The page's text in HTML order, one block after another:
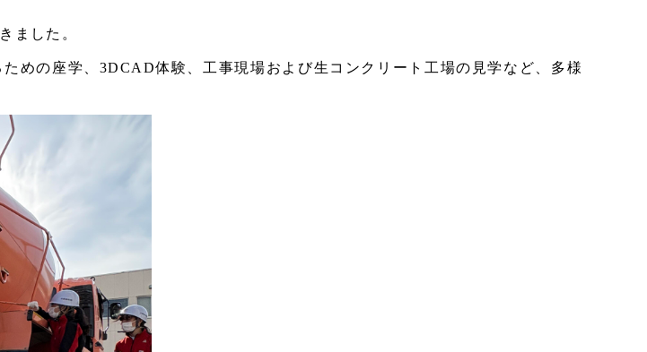
ました。
めの座学、3DCAD体験、工事現場および生コンクリート工場の見学など、多様